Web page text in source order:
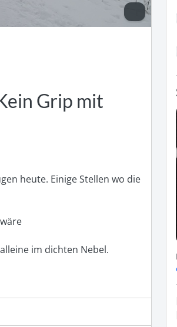
Grip mit
heute. Einige Stellen wo die
im dichten Nebel.